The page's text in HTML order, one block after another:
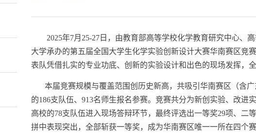
2025年7月25-27日，由教育部高等学校化学教育研究中心、
大学承办的第五届全国大学生化学实验创新设计大赛华南赛区竞
表队凭借扎实的专业功底、创新的实验设计和出色的现场发挥，全
本届竞赛规模与覆盖范围创历史新高，共吸引华南赛区（含
的186支队伍、913名师生报名参赛。竞赛共分为新创实验、改进
高校的78支队伍进入现场答辩环节，最终评选出一等奖29项、二
拼中表现突出，全部斩获一等奖，成为华南赛区唯一一所在四个